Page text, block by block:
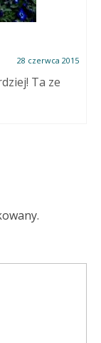
28 czerwca 2015
Ta ze